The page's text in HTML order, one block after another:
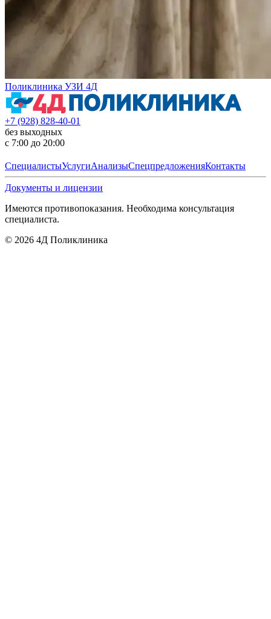
Поликлиника УЗИ 4Д
+7 (928) 828-40-01
без выходных
с 7:00 до 20:00
СпециалистыУслугиАнализыСпецпредложенияКонтакты
Документы и лицензии
Имеются противопоказания. Необходима консультация
специалиста.
© 2026 4Д Поликлиника